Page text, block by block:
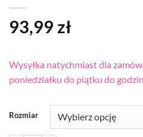
93,99 zł
Wysyłka natychmiast dla
poniedziałku do piątku do
Rozmiar